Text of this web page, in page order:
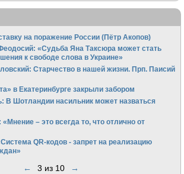
на поражение России (Пётр Акопов)
«Судьба Яна Таксюра может стать
к свободе слова в Украине»
Старчество в нашей жизни. Прп. Паисий
в Екатеринбурге закрыли забором
В Шотландии насильник может назваться
– это всегда то, что отлично от
QR-кодов - запрет на реализацию
← 3 из 10 →